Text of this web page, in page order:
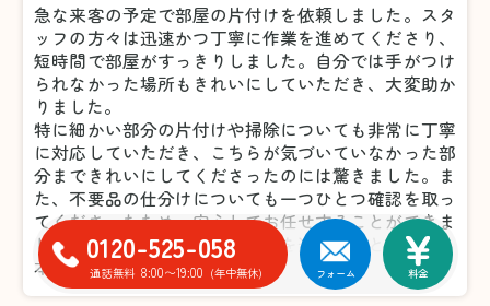
急な来客の予定で部屋の片付けを依頼しました。スタ
ッフの方々は迅速かつ丁寧に作業を進めてくださり、
短時間で部屋がすっきりしました。自分では手がつけ
られなかった場所もきれいにしていただき、大変助か
りました。
特に細かい部分の片付けや掃除についても非常に丁寧
に対応していただき、こちらが気づいていなかった部
分まできれいにしてくださったのには驚きました。ま
た、不要品の仕分けについても一つひとつ確認を取っ
てくださったため、安心してお任せすることができま
した。おかげで気持ちよく来客を迎えることができ、
本当に感謝しています。
0120-525-058
通話無料 8:00〜19:00 (年中無休) フォーム 料金